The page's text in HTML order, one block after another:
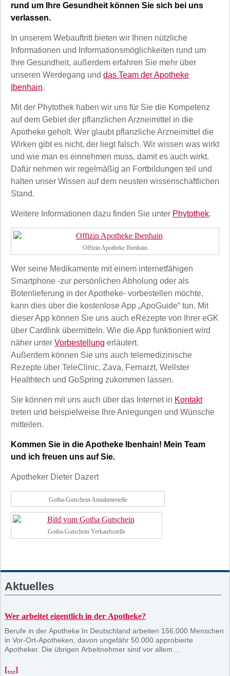
rund um Ihre Gesundheit können Sie sich bei uns
verlassen.
In unserem Webauftritt bieten wir Ihnen nützliche
Informationen und Informationsmöglichkeiten rund um
Ihre Gesundheit, außerdem erfahren Sie mehr über
unseren Werdegang und das Team der Apotheke
Ibenhain.
Mit der Phytothek haben wir uns für Sie die Kompetenz
auf dem Gebiet der pflanzlichen Arzneimittel in die
Apotheke geholt. Wer glaubt pflanzliche Arzneimittel die
Wirken gibt es nicht, der liegt falsch. Wir wissen was wirkt
und wie man es einnehmen muss, damit es auch wirkt.
Dafür nehmen wir regelmäßig an Fortbildungen teil und
halten unser Wissen auf dem neusten wissenschaftlichen
Stand.
Weitere Informationen dazu finden Sie unter Phytothek.
Offizin Apotheke Ibenhain
Wer seine Medikamente mit einem internetfähigen
Smartphone -zur persönlichen Abholung oder als
Botenlieferung in der Apotheke- vorbestellen möchte,
kann dies über die kostenlose App „ApoGuide“ tun. Mit
dieser App können Sie uns auch eRezepte von Ihrer eGK
über Cardlink übermitteln. Wie die App funktioniert wird
näher unter Vorbestellung erläutert.
Außerdem können Sie uns auch telemedizinische
Rezepte über TeleClinic, Zava, Fernarzt, Wellster
Healthtech und GoSpring zukommen lassen.
Sie können mit uns auch über das Internet in Kontakt
treten und beispielweise Ihre Anregungen und Wünsche
mitteilen.
Kommen Sie in die Apotheke Ibenhain! Mein Team
und ich freuen uns auf Sie.
Apotheker Dieter Dazert
Gotha-Gutschein Annahmestelle
Gotha-Gutschein Verkaufsstelle
Aktuelles
Wer arbeitet eigentlich in der Apotheke?
Berufe in der Apotheke In Deutschland arbeiten 156.000 Menschen
in Vor-Ort-Apotheken, davon ungefähr 50.000 approbierte
Apotheker. Die übrigen Arbeitnehmer sind vor allem
kaufmännische Angestellte. Die Apotheke ist ein spannender
[…]